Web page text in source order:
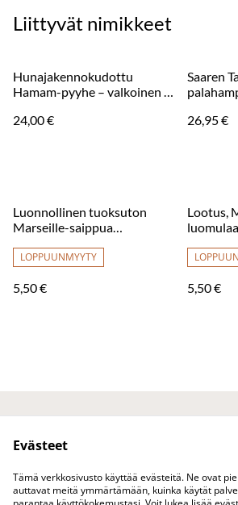
Liittyvät nimikkeet
Hunajakennokudottu
Hamam-pyyhe – valkoinen /
24,00 €
Saaren
26,95 €
Luonnollinen tuoksuton
Marseille-saippua
LOPPUUNMYYTY
5,50 €
Lootus,
5,50 €
Tietosuojakäytäntö
Tuotteet
Evästeet
Tämä verkkosivusto käyttää evästeitä. Ne ovat
auttavat meitä ymmärtämään, kuinka käytät